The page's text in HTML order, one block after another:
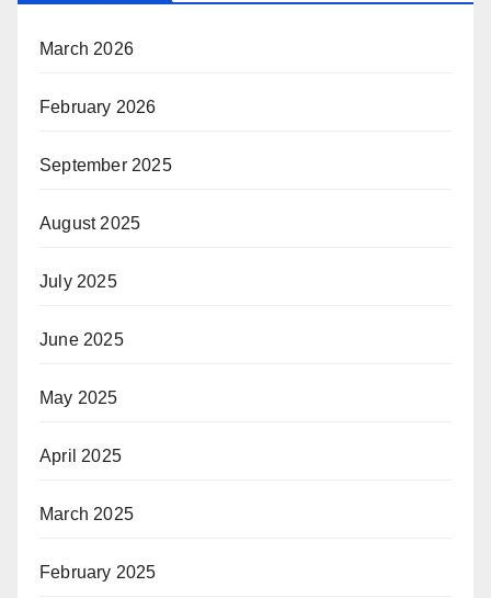
March 2026
February 2026
September 2025
August 2025
July 2025
June 2025
May 2025
April 2025
March 2025
February 2025